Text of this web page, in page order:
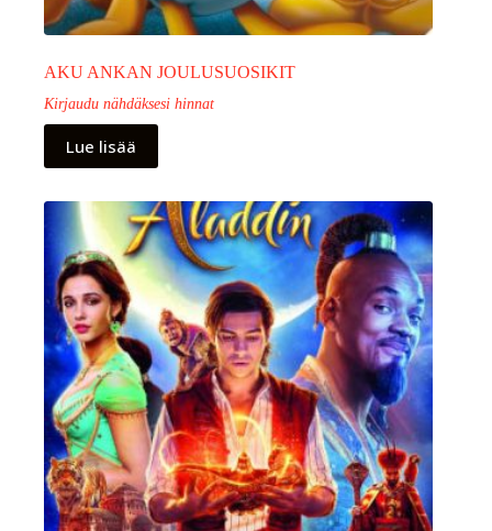
AKU ANKAN JOULUSUOSIKIT
Kirjaudu nähdäksesi hinnat
Lue lisää